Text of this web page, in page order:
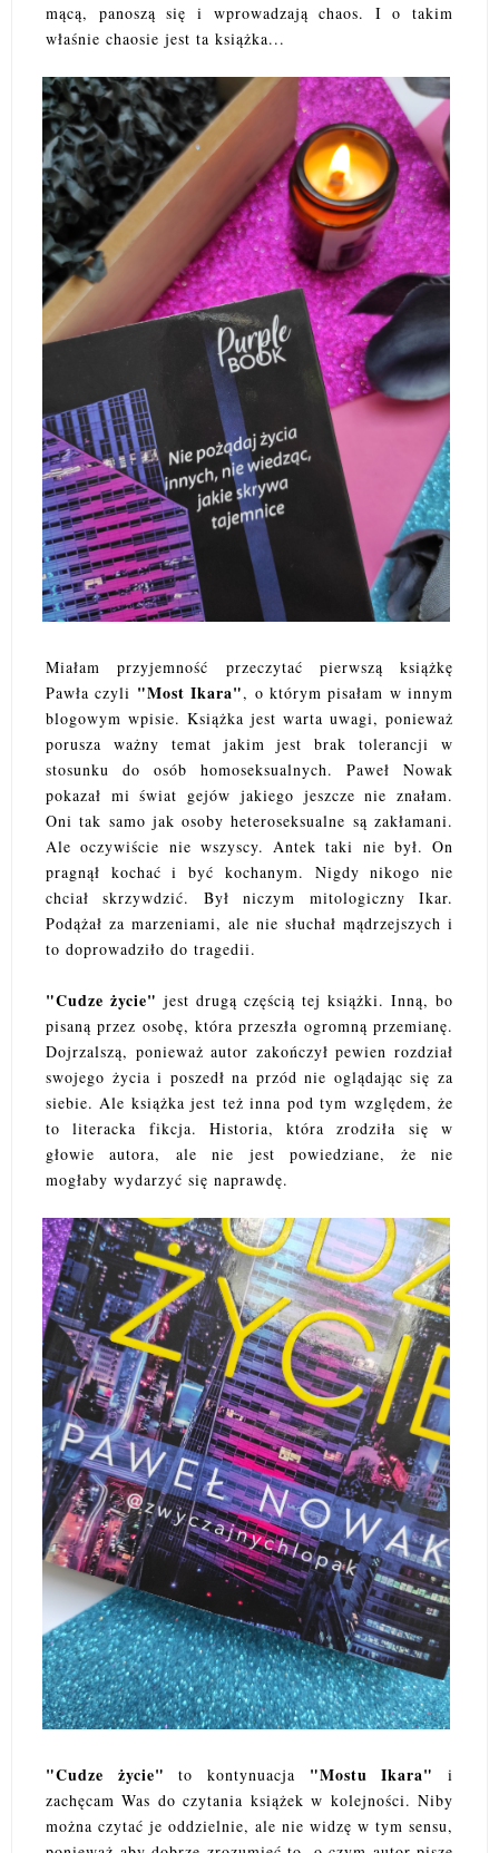
mącą, panoszą się i wprowadzają chaos. I o takim
właśnie chaosie jest ta książka...
Miałam przyjemność przeczytać pierwszą książkę
Pawła czyli "Most Ikara", o którym pisałam w innym
blogowym wpisie. Książka jest warta uwagi, ponieważ
porusza ważny temat jakim jest brak tolerancji w
stosunku do osób homoseksualnych. Paweł Nowak
pokazał mi świat gejów jakiego jeszcze nie znałam.
Oni tak samo jak osoby heteroseksualne są zakłamani.
Ale oczywiście nie wszyscy. Antek taki nie był. On
pragnął kochać i być kochanym. Nigdy nikogo nie
chciał skrzywdzić. Był niczym mitologiczny Ikar.
Podążał za marzeniami, ale nie słuchał mądrzejszych i
to doprowadziło do tragedii.
"Cudze życie" jest drugą częścią tej książki. Inną, bo
pisaną przez osobę, która przeszła ogromną przemianę.
Dojrzalszą, ponieważ autor zakończył pewien rozdział
swojego życia i poszedł na przód nie oglądając się za
siebie. Ale książka jest też inna pod tym względem, że
to literacka fikcja. Historia, która zrodziła się w
głowie autora, ale nie jest powiedziane, że nie
mogłaby wydarzyć się naprawdę.
"Cudze życie" to kontynuacja "Mostu Ikara"
i
zachęcam Was do czytania książek w kolejności. Niby
można czytać je oddzielnie, ale nie widzę w tym sensu,